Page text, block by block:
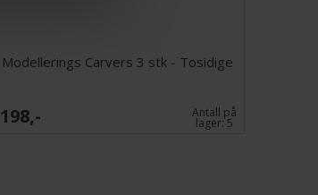
Modellerings Carvers 3 stk - Tosidige
198,- Antall på
lager:5